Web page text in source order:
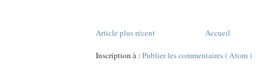
Article plus récent Accueil
Inscription à : Publier les commentaires ( Atom )